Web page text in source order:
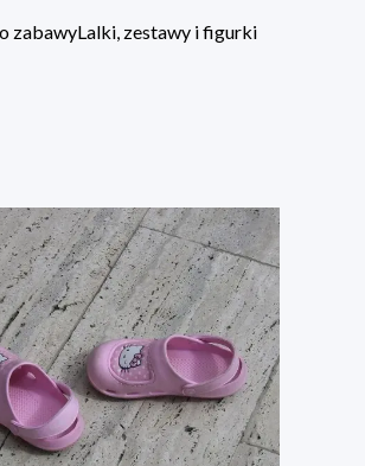
zabawyLalki, zestawy i figurki